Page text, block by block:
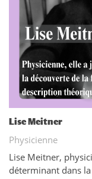
Lise Meitner
Physicienne
Lise Meitner,
déterminant dans